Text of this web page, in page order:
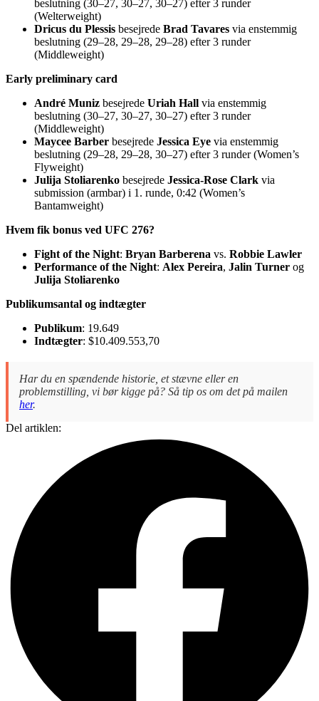
beslutning (30–27, 30–27, 30–27) efter 3 runder
(Welterweight)
Dricus du Plessis besejrede Brad Tavares via enstemmig
beslutning (29–28, 29–28, 29–28) efter 3 runder
(Middleweight)
Early preliminary card
André Muniz besejrede Uriah Hall via enstemmig
beslutning (30–27, 30–27, 30–27) efter 3 runder
(Middleweight)
Maycee Barber besejrede Jessica Eye via enstemmig
beslutning (29–28, 29–28, 30–27) efter 3 runder (Women’s
Flyweight)
Julija Stoliarenko besejrede Jessica-Rose Clark via
submission (armbar) i 1. runde, 0:42 (Women’s
Bantamweight)
Hvem fik bonus ved UFC 276?
Fight of the Night: Bryan Barberena vs. Robbie Lawler
Performance of the Night: Alex Pereira, Jalin Turner og
Julija Stoliarenko
Publikumsantal og indtægter
Publikum: 19.649
Indtægter: $10.409.553,70
Har du en spændende historie, et stævne eller en
problemstilling, vi bør kigge på? Så tip os om det på mailen
her.
Del artiklen: